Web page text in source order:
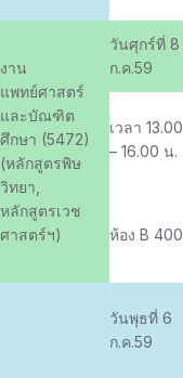
งาน
แพทย์ศาสตร์
และบัณฑิต
ศึกษา (5472)
(หลักสูตรพิษ
วิทยา,
หลักสูตรเวช
ศาสตร์ฯ)
วันศุกร์ที่ 8
ก.ค.59
เวลา 13.00
– 16.00 น.
ห้อง B 400
วันพุธที่ 6
ก.ค.59